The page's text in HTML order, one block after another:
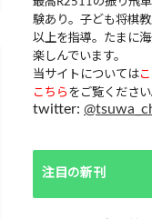
験あり。子ども将棋
以上を指導。たまに
楽しんでいます。
当サイトについては
こちら をご覧ください
twitter:
注目の新刊